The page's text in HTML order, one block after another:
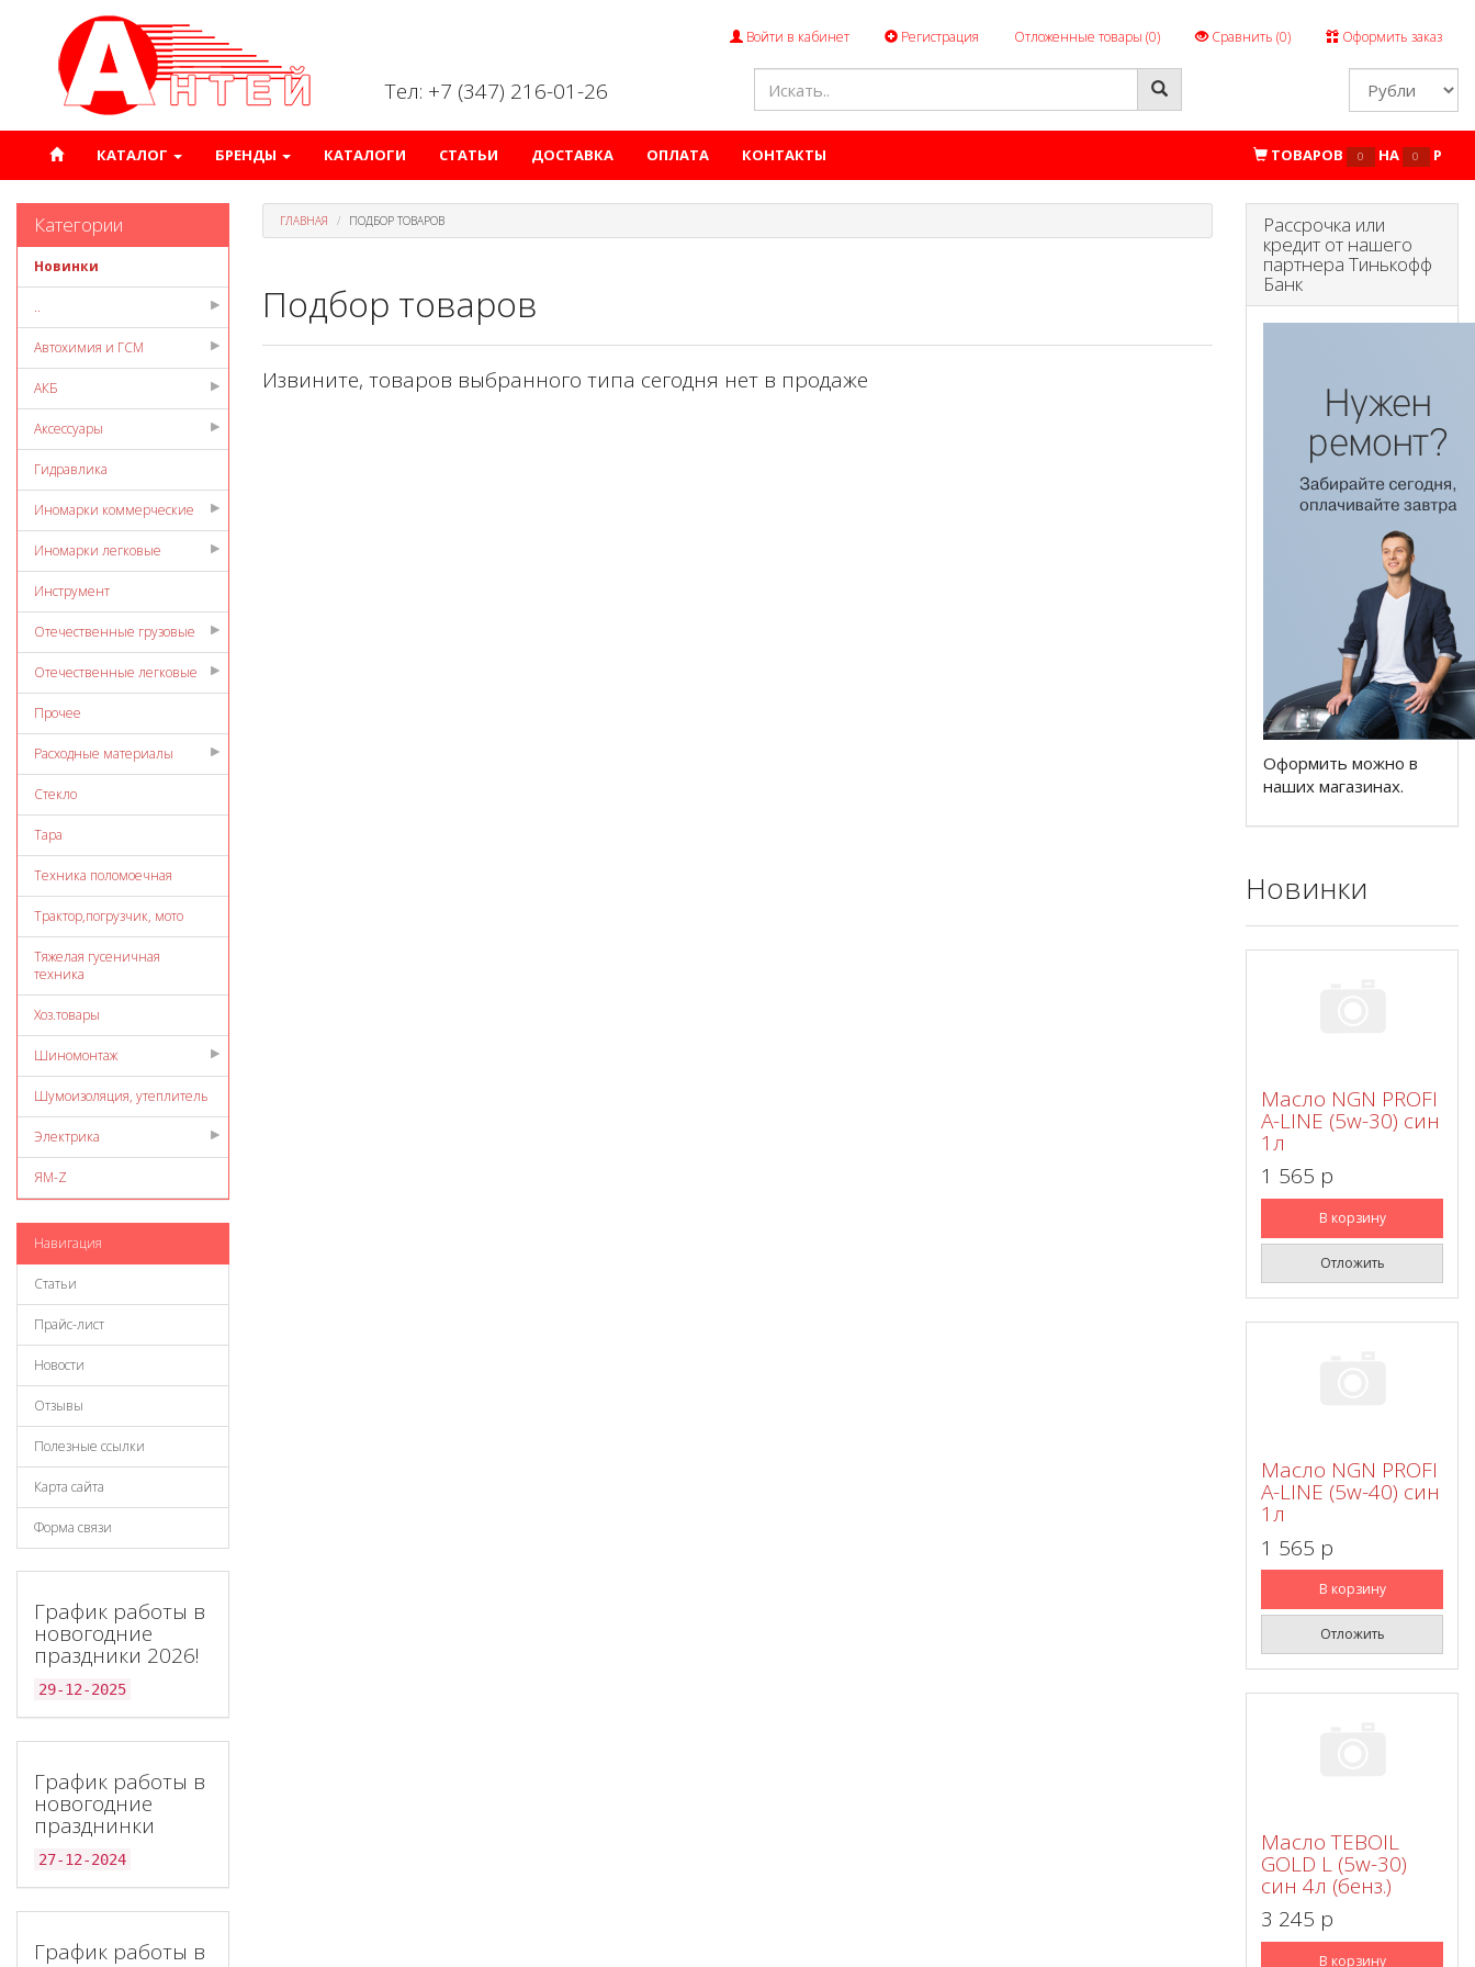
Войти в кабинет Регистрация Отложенные товары (0) Сравнить (0) Оформить заказ
Тел: +7 (347) 216-01-26
КАТАЛОГ БРЕНДЫ КАТАЛОГИ СТАТЬИ ДОСТАВКА ОПЛАТА КОНТАКТЫ ТОВАРОВ 0 НА 0 P
Категории
Новинки
..
Автохимия и ГСМ
АКБ
Аксессуары
Гидравлика
Иномарки коммерческие
Иномарки легковые
Инструмент
Отечественные грузовые
Отечественные легковые
Прочее
Расходные материалы
Стекло
Тара
Техника поломоечная
Трактор,погрузчик, мото
Тяжелая гусеничная
техника
Хоз.товары
Шиномонтаж
Шумоизоляция, утеплитель
Электрика
ЯМ-Z
Навигация
Статьи
Прайс-лист
Новости
Отзывы
Полезные ссылки
Карта сайта
Форма связи
График работы в
новогодние
праздники 2026!
29-12-2025
График работы в
новогодние
празднинки
27-12-2024
График работы в
ГЛАВНАЯ ПОДБОР ТОВАРОВ
Подбор товаров
Извините, товаров выбранного типа сегодня нет в продаже
Рассрочка или
кредит от нашего
партнера Тинькофф
Банк
Оформить можно в
наших магазинах.
Новинки
Масло NGN PROFI
A-LINE (5w-30) син
1л
1 565 p
В корзину
Отложить
Масло NGN PROFI
A-LINE (5w-40) син
1л
1 565 p
В корзину
Отложить
Масло TEBOIL
GOLD L (5w-30)
син 4л (бенз.)
3 245 p
В корзину